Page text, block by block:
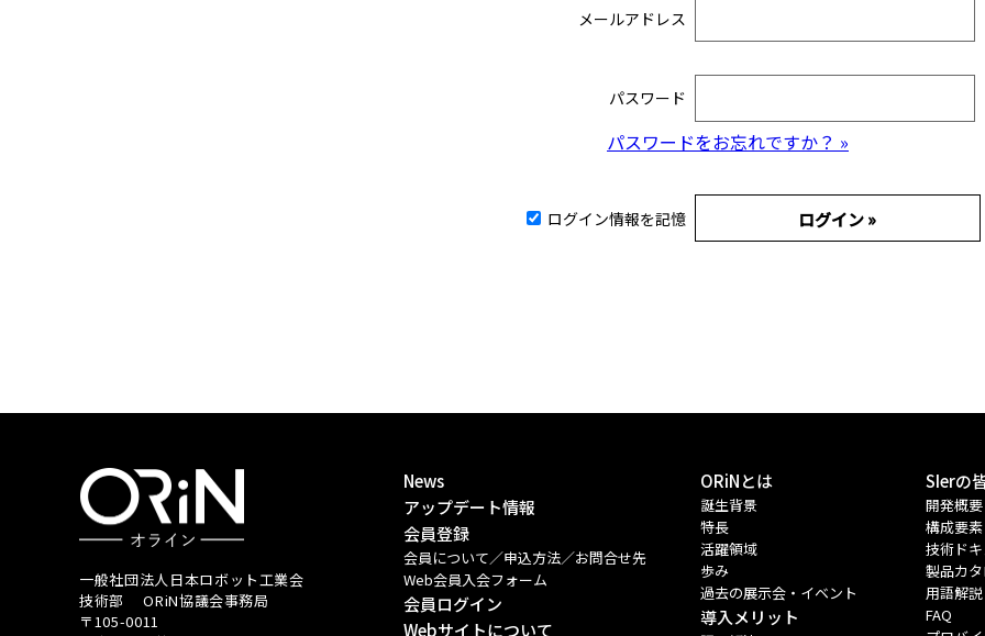
メールアドレス
パスワード
パスワードをお忘れですか？ »
ログイン情報を記憶
一般社団法人日本ロボット工業会
技術部 ORiN協議会事務局
〒105-0011
News
アップデート情報
会員登録
会員について／申込方法／お問合せ先
Web会員入会フォーム
会員ログイン
Webサイトについて
ORiNとは
誕生背景
特長
活躍領域
歩み
過去の展示会・イベント
導入メリット
SIerの
開発概要
構成要素
技術ド
製品カ
用語解説
FAQ